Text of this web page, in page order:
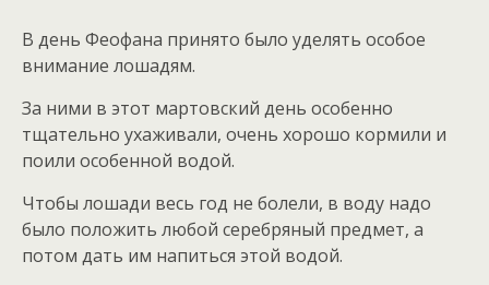
В день Феофана принято было уделять особое
внимание лошадям.
За ними в этот мартовский день особенно
тщательно ухаживали, очень хорошо кормили и
поили особенной водой.
Чтобы лошади весь год не болели, в воду надо
было положить любой серебряный предмет, а
потом дать им напиться этой водой.